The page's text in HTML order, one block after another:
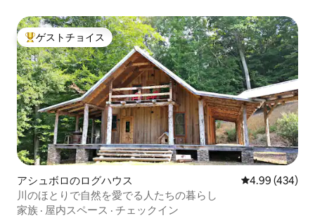
大好評のゲストチョイスです。
ゲストチョイス
アシュボロのログハウス レビュー434
4.99 (434)
川のほとりで自然を愛でる人たちの暮らし
家族 · 屋内スペース · チェックイン